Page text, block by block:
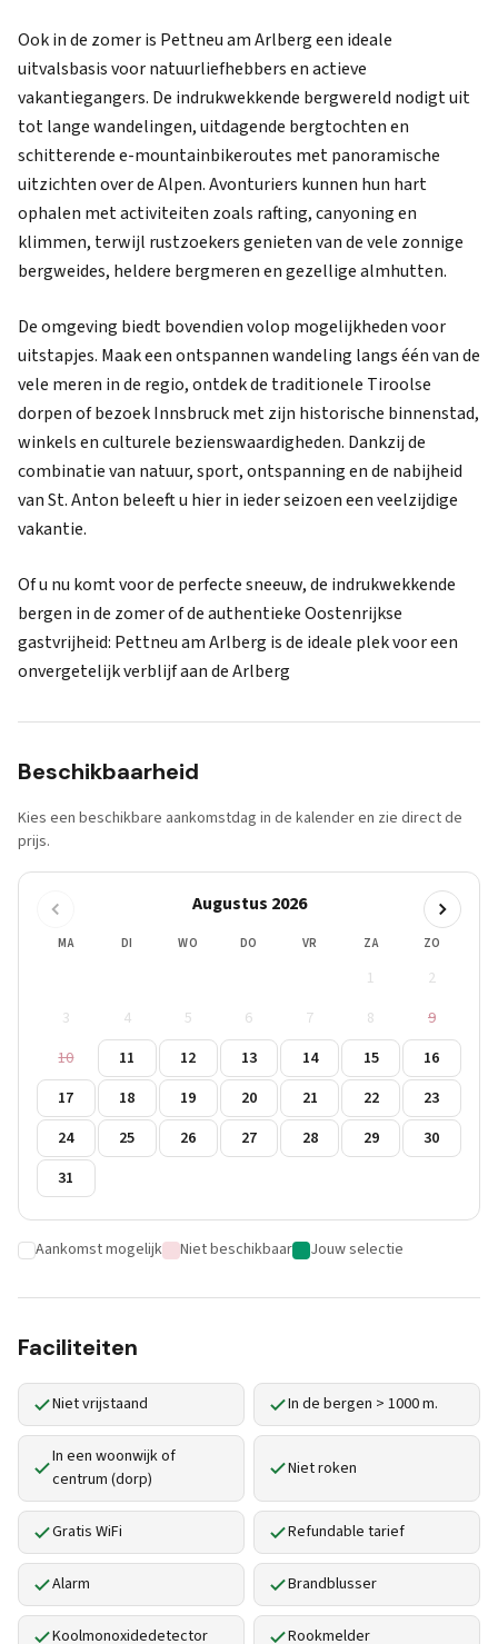
Ook in de zomer is Pettneu am Arlberg een ideale
uitvalsbasis voor natuurliefhebbers en actieve
vakantiegangers. De indrukwekkende bergwereld nodigt uit
tot lange wandelingen, uitdagende bergtochten en
schitterende e-mountainbikeroutes met panoramische
uitzichten over de Alpen. Avonturiers kunnen hun hart
ophalen met activiteiten zoals rafting, canyoning en
klimmen, terwijl rustzoekers genieten van de vele zonnige
bergweides, heldere bergmeren en gezellige almhutten.
De omgeving biedt bovendien volop mogelijkheden voor
uitstapjes. Maak een ontspannen wandeling langs één van de
vele meren in de regio, ontdek de traditionele Tiroolse
dorpen of bezoek Innsbruck met zijn historische binnenstad,
winkels en culturele bezienswaardigheden. Dankzij de
combinatie van natuur, sport, ontspanning en de nabijheid
van St. Anton beleeft u hier in ieder seizoen een veelzijdige
vakantie.
Of u nu komt voor de perfecte sneeuw, de indrukwekkende
bergen in de zomer of de authentieke Oostenrijkse
gastvrijheid: Pettneu am Arlberg is de ideale plek voor een
onvergetelijk verblijf aan de Arlberg
Beschikbaarheid
Kies een beschikbare aankomstdag in de kalender en zie direct de
prijs.
Augustus 2026
MA DI WO DO VR ZA ZO
1
2
3
4 5 6 7 8
9
10
11 12 13 14 15
16
17
18 19 20 21 22
23
24
25 26 27 28 29
30
31
Aankomst mogelijk Niet beschikbaar Jouw selectie
Faciliteiten
Niet vrijstaand In de bergen > 1000 m.
In een woonwijk of
centrum (dorp)
Niet roken
Gratis WiFi Refundable tarief
Alarm Brandblusser
Koolmonoxidedetector Rookmelder